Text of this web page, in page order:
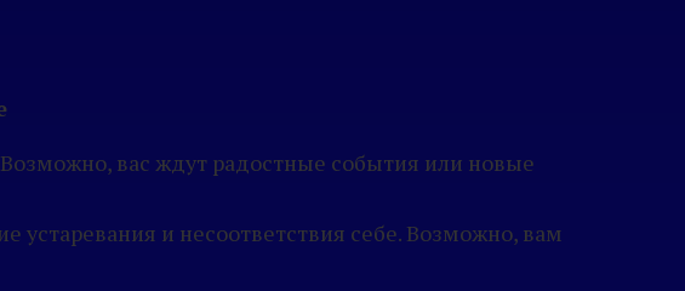
вас ждут радостные события или новые
устаревания и несоответствия себе. Возможно, вам